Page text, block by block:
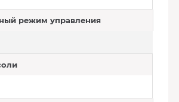
режим управления